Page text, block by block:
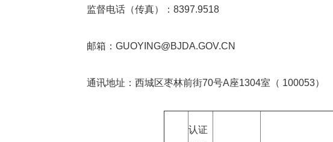
监督电话（传真）：8397.9518
邮箱：GUOYING@BJDA.GOV.CN
通讯地址：西城区枣林前街70号A座1304室（ 100053）
认证